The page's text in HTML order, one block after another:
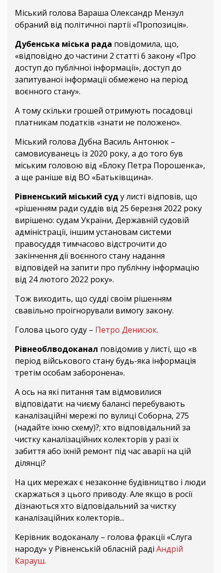
Міський голова Вараша Олександр Мензул
обраний від політичної партії «Пропозиція».
Дубенська міська рада повідомила, що,
«відповідно до частини 2 статті 6 закону «Про
доступ до публічної інформації», доступ до
запитуваної інформації обмежено на період
воєнного стану».
А тому скільки грошей отримують посадовці
платникам податків «знати не положено».
Міський голова Дубна Василь Антонюк –
самовисуванець із 2020 року, а до того був
міським головою від «Блоку Петра Порошенка»,
а ще раніше від ВО «Батьківщина».
Рівненський міський суду листі відповів, що
«рішенням ради суддів від 25 березня 2022 року
вирішено: судам України, Державній судовій
адміністрації, іншим установам системи
правосуддя тимчасово відстрочити до
закінчення дії воєнного стану надання
відповідей на запити про публічну інформацію
від 24 лютого 2022 року».
Тож виходить, що судді своїм рішенням
свавільно проігнорували вимогу закону.
Голова цього суду – Петро Денисюк.
Рівнеоблводоканал повідомив у листі, що «в
період військового стану будь-яка інформація
третім особам заборонена».
А ось на які питання там відмовилися
відповідати: на чиєму балансі перебувають
каналізаційні мережі по вулиці Соборна, 275
(надайте їхню схему)?; хто відповідальний за
чистку каналізаційних колекторів у разі їх
забиття або їхній ремонт під час аварії на цій
ділянці?
На цих мережах є незаконне будівництво і люди
скаржаться з цього приводу. Але якщо в росії
дізнаються хто відповідальний за чистку
каналізаційних колекторів...
Керівник водоканалу – голова фракції «Слуга
народу» у Рівненській обласній раді Андрій
Карауш.